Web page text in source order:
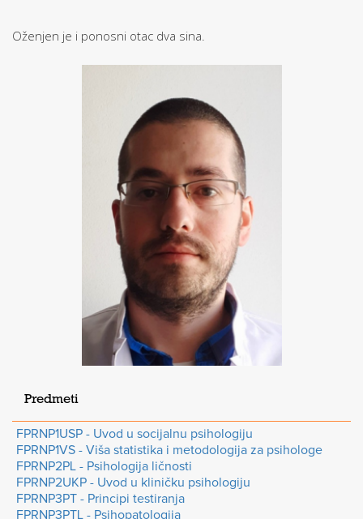
Oženjen je i ponosni otac dva sina.
Predmeti
FPRNP1USP - Uvod u socijalnu psihologiju
FPRNP1VS - Viša statistika i metodologija za psihologe
FPRNP2PL - Psihologija ličnosti
FPRNP2UKP - Uvod u kliničku psihologiju
FPRNP3PT - Principi testiranja
FPRNP3PTL - Psihopatologija